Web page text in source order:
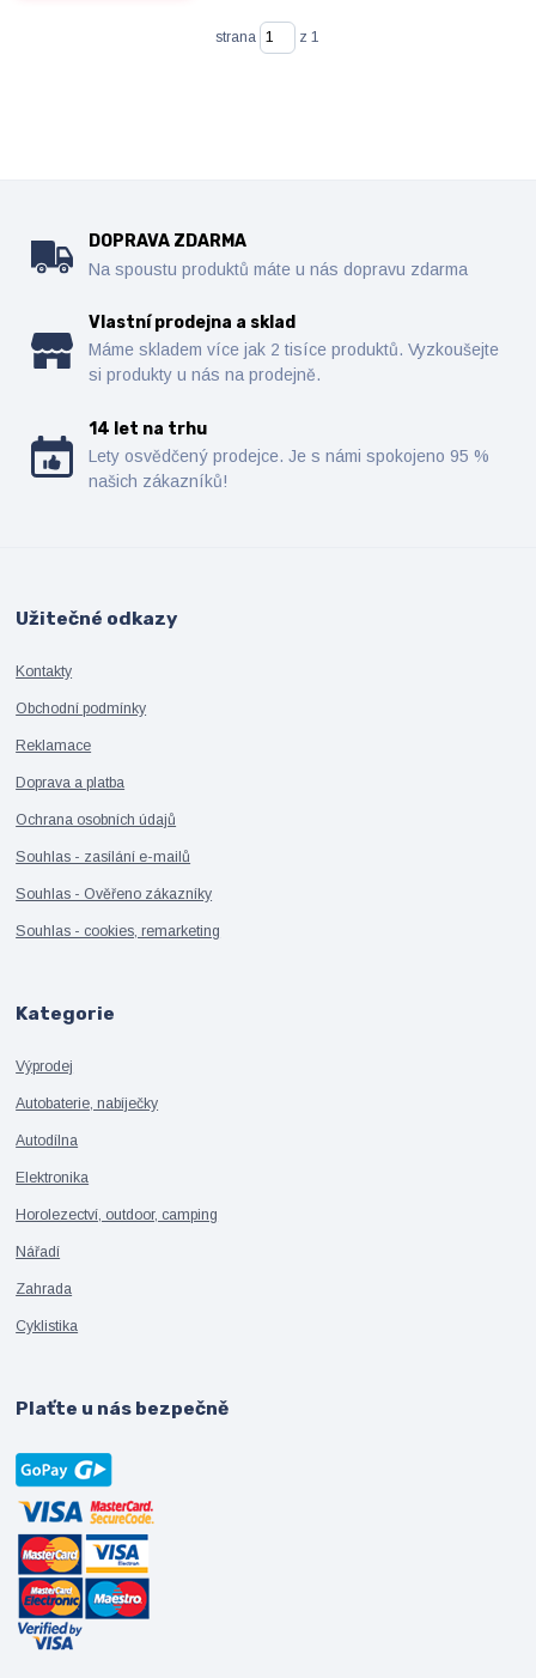
strana z 1
DOPRAVA ZDARMA
Na spoustu produktů máte u nás dopravu zdarma
Vlastní prodejna a sklad
Máme skladem více jak 2 tisíce produktů. Vyzkoušejte
si produkty u nás na prodejně.
14 let na trhu
Lety osvědčený prodejce. Je s námi spokojeno 95 %
našich zákazníků!
Užitečné odkazy
Kontakty
Obchodní podmínky
Reklamace
Doprava a platba
Ochrana osobních údajů
Souhlas - zasílání e-mailů
Souhlas - Ověřeno zákazníky
Souhlas - cookies, remarketing
Kategorie
Výprodej
Autobaterie, nabíječky
Autodílna
Elektronika
Horolezectví, outdoor, camping
Nářadí
Zahrada
Cyklistika
Plaťte u nás bezpečně